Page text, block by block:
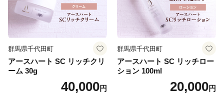
群馬県千代田町
アースハート SC リッチクリ
ーム 30g
40,000円
群馬県千代田町
アースハート SC リッチロー
ション 100ml
20,000円